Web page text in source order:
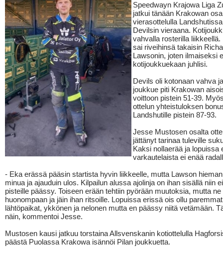
Speedwayn Krajowa Liga
jatkui tänään Krakowan
vierasottelulla
Devilsin vieraana.
vahvalla rosterilla liikkeellä.
sai riveihinsä takaisin
Lawsonin, joten ilmaiseksi
kotijoukkuekaan juhlisi.
Devils oli kotonaan vahva
joukkue piti Krakowan
voittoon pistein 51-39.
ottelun yhteistuloksen
Landshutille pistein 87-93.
Jesse Mustosen osalta
jättänyt tarinaa tuleville
Kaksi nollaerää ja lopuissa
varkautelaista ei enää
- Eka erässä pääsin startista hyvin liikkeelle, mutta Lawson
minua ja ajauduin ulos. Kilpailun alussa ajolinja on ihan sisällä niin
pisteille päässy. Toiseen erään tehtiin pyörään muutoksia, mutta ne
huonompaan ja jäin ihan ritsoille. Lopuissa erissä ois ollu paremmat
lähtöpaikat, ykkönen ja nelonen mutta en päässy niitä vetämään.
näin, kommentoi Jesse.
Mustosen kausi jatkuu torstaina Allsvenskanin kotiottelulla
päästä Puolassa Krakowa isännöi Pilan joukkuetta.